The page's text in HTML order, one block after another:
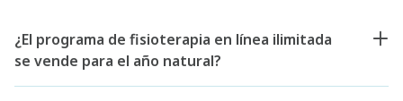
¿El programa de fisioterapia en línea ilimitada
se vende para el año natural?